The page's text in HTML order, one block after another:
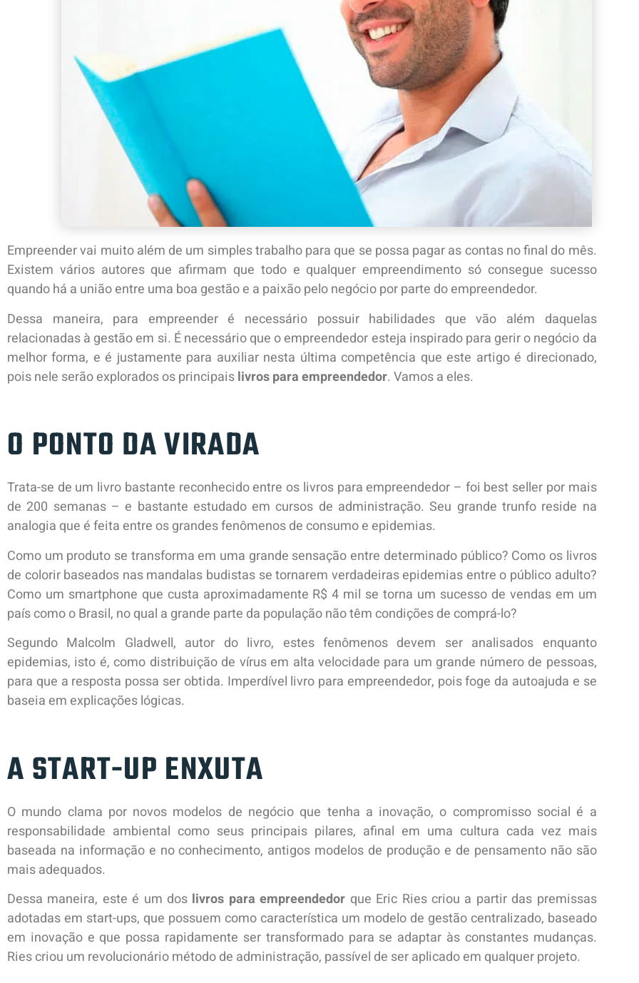
Empreender vai muito além de um simples trabalho para que se possa pagar as contas no final do mês.
Existem vários autores que afirmam que todo e qualquer empreendimento só consegue sucesso
quando há a união entre uma boa gestão e a paixão pelo negócio por parte do empreendedor.
Dessa maneira, para empreender é necessário possuir habilidades que vão além daquelas
relacionadas à gestão em si. É necessário que o empreendedor esteja inspirado para gerir o negócio da
melhor forma, e é justamente para auxiliar nesta última competência que este artigo é direcionado,
pois nele serão explorados os principaislivros para empreendedor. Vamos a eles.
O PONTO DA VIRADA
Trata-se de um livro bastante reconhecido entre os livros para empreendedor – foi best seller por mais
de 200 semanas – e bastante estudado em cursos de administração. Seu grande trunfo reside na
analogia que é feita entre os grandes fenômenos de consumo e epidemias.
Como um produto se transforma em uma grande sensação entre determinado público? Como os livros
de colorir baseados nas mandalas budistas se tornarem verdadeiras epidemias entre o público adulto?
Como um smartphone que custa aproximadamente R$ 4 mil se torna um sucesso de vendas em um
país como o Brasil, no qual a grande parte da população não têm condições de comprá-lo?
Segundo Malcolm Gladwell, autor do livro, estes fenômenos devem ser analisados enquanto
epidemias, isto é, como distribuição de vírus em alta velocidade para um grande número de pessoas,
para que a resposta possa ser obtida. Imperdível livro para empreendedor, pois foge da autoajuda e se
baseia em explicações lógicas.
A START-UP ENXUTA
O mundo clama por novos modelos de negócio que tenha a inovação, o compromisso social é a
responsabilidade ambiental como seus principais pilares, afinal em uma cultura cada vez mais
baseada na informação e no conhecimento, antigos modelos de produção e de pensamento não são
mais adequados.
Dessa maneira, este é um dos livros para empreendedor que Eric Ries criou a partir das premissas
adotadas em start-ups, que possuem como característica um modelo de gestão centralizado, baseado
em inovação e que possa rapidamente ser transformado para se adaptar às constantes mudanças.
Ries criou um revolucionário método de administração, passível de ser aplicado em qualquer projeto.